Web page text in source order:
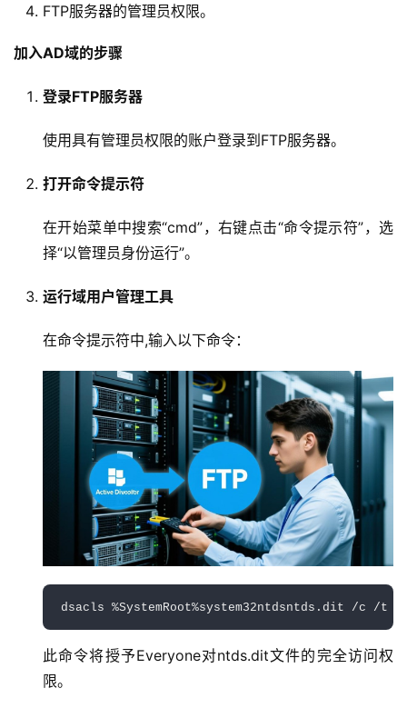
FTP服务器的管理员权限。
加入AD域的步骤
登录FTP服务器
使用具有管理员权限的账户登录到FTP服务器。
打开命令提示符
在开始菜单中搜索“cmd”，右键点击“命令提示符”，选
择“以管理员身份运行”。
运行域用户管理工具
在命令提示符中,输入以下命令：
dsacls %SystemRoot%system32ntdsntds.dit /c /t
此命令将授予Everyone对ntds.dit文件的完全访问权
限。